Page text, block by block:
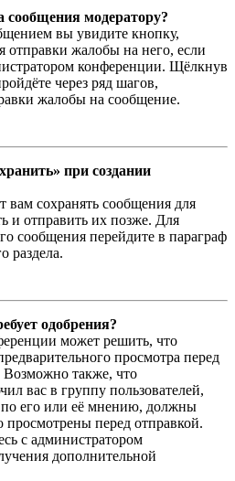
модератору?
вы увидите кнопку,
отправки жалобы на него, если
конференции. Щёлкнув
через ряд шагов,
жалобы на сообщение.
при создании
вам сохранять сообщения для
и отправить их позже. Для
сообщения перейдите в параграф
раздела.
одобрения?
может решить, что
просмотра перед
также, что
вас в группу пользователей,
его или её мнению, должны
просмотрены перед отправкой.
с администратором
дополнительной